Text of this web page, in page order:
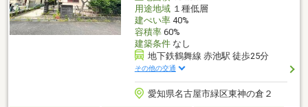
用途地域１種低層
建ぺい率40%
容積率60%
建築条件なし
地下鉄鶴舞線 赤池駅 徒歩25分
その他の交通
愛知県名古屋市緑区東神の倉２